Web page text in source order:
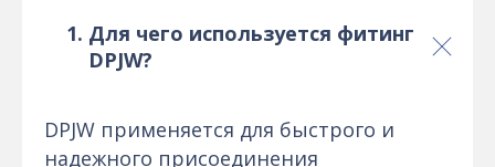
Для чего используется фитинг
DPJW?
DPJW применяется для быстрого и
надежного присоединения